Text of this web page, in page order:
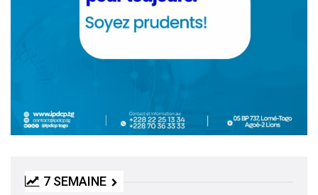
7 SEMAINE